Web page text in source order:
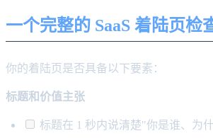
一个完整的 SaaS 着陆页检
你的着陆页是否具备以下要素：
标题和价值主张
标题在 1 秒内说清楚"你是谁、为